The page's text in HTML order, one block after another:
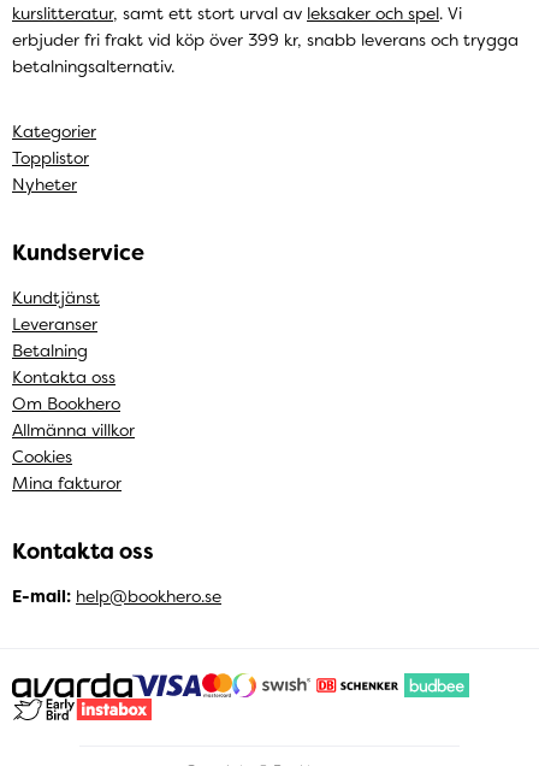
kurslitteratur, samt ett stort urval av leksaker och spel. Vi
erbjuder fri frakt vid köp över 399 kr, snabb leverans och trygga
betalningsalternativ.
Kategorier
Topplistor
Nyheter
Kundservice
Kundtjänst
Leveranser
Betalning
Kontakta oss
Om Bookhero
Allmänna villkor
Cookies
Mina fakturor
Kontakta oss
E-mail: help@bookhero.se